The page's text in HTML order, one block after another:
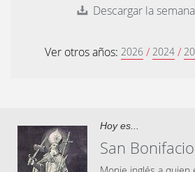
Descargar la
Ver otros años: 2026 / 2024 /
Hoy es...
San Bonifacio